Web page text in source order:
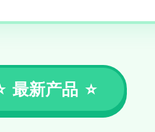
最新产品